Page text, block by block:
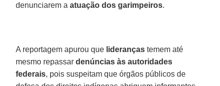
denunciarem aatuação dos garimpeiros.
A reportagem apurou que lideranças temem até
mesmo repassardenúncias às autoridades
federais, pois suspeitam que órgãos públicos de